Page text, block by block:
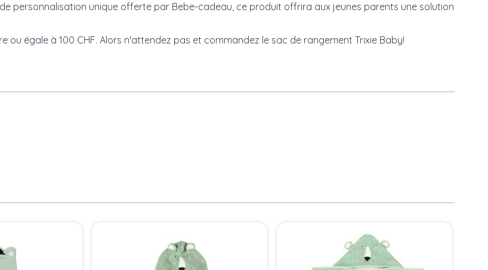
personnalisation unique offerte par Bebe-cadeau, ce produit offrira aux jeunes parents une solution
égale à 100 CHF. Alors n'attendez pas et commandez le sac de rangement Trixie Baby!